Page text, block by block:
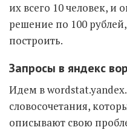
их всего 10 человек, и
решение по 100
построить.
Запросы в яндекс
Идем в
словосочетания,
описывают свою